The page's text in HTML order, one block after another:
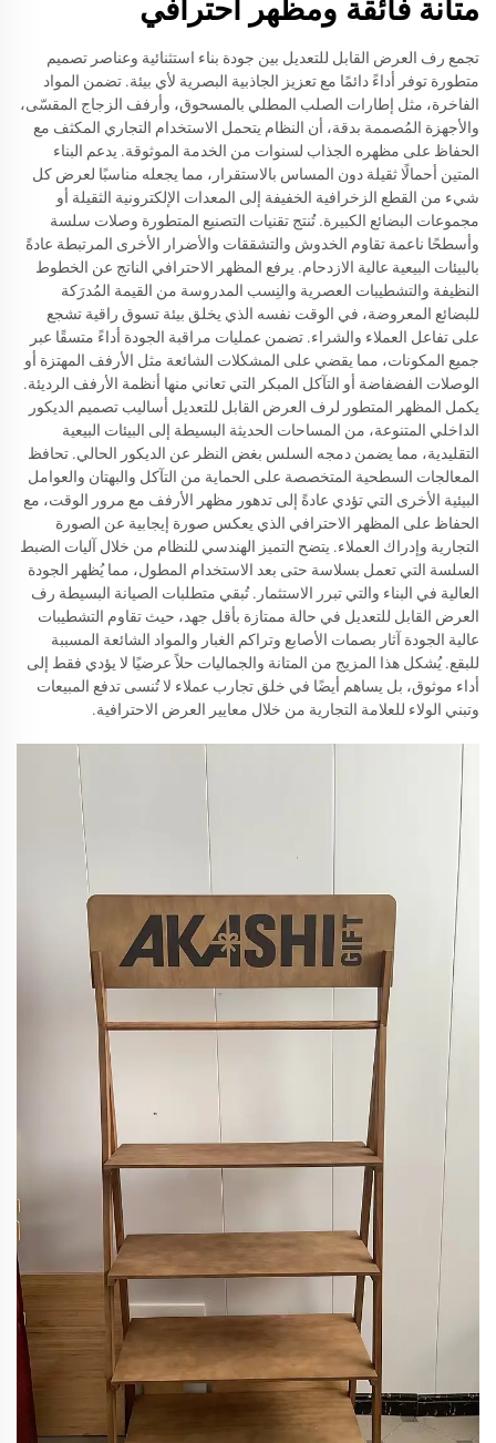
متانة فائقة ومظهر احترافي
تجمع رف العرض القابل للتعديل بين جودة بناء استثنائية وعناصر تصميم
متطورة توفر أداءً دائمًا مع تعزيز الجاذبية البصرية لأي بيئة. تضمن المواد
الفاخرة، مثل إطارات الصلب المطلي بالمسحوق، وأرفف الزجاج المقسّى،
والأجهزة المُصممة بدقة، أن النظام يتحمل الاستخدام التجاري المكثف مع
الحفاظ على مظهره الجذاب لسنوات من الخدمة الموثوقة. يدعم البناء
المتين أحمالًا ثقيلة دون المساس بالاستقرار، مما يجعله مناسبًا لعرض كل
شيء من القطع الزخرافية الخفيفة إلى المعدات الإلكترونية الثقيلة أو
مجموعات البضائع الكبيرة. تُنتج تقنيات التصنيع المتطورة وصلات سلسة
وأسطحًا ناعمة تقاوم الخدوش والتشققات والأضرار الأخرى المرتبطة عادةً
بالبيئات البيعية عالية الازدحام. يرفع المظهر الاحترافي الناتج عن الخطوط
النظيفة والتشطيبات العصرية والنِسب المدروسة من القيمة المُدرَكة
للبضائع المعروضة، في الوقت نفسه الذي يخلق بيئة تسوق راقية تشجع
على تفاعل العملاء والشراء. تضمن عمليات مراقبة الجودة أداءً متسقًا عبر
جميع المكونات، مما يقضي على المشكلات الشائعة مثل الأرفف المهتزة أو
الوصلات الفضفاضة أو التآكل المبكر التي تعاني منها أنظمة الأرفف الرديئة.
يكمل المظهر المتطور لرف العرض القابل للتعديل أساليب تصميم الديكور
الداخلي المتنوعة، من المساحات الحديثة البسيطة إلى البيئات البيعية
التقليدية، مما يضمن دمجه السلس بغض النظر عن الديكور الحالي. تحافظ
المعالجات السطحية المتخصصة على الحماية من التآكل والبهتان والعوامل
البيئية الأخرى التي تؤدي عادةً إلى تدهور مظهر الأرفف مع مرور الوقت، مع
الحفاظ على المظهر الاحترافي الذي يعكس صورة إيجابية عن الصورة
التجارية وإدراك العملاء. يتضح التميز الهندسي للنظام من خلال آليات الضبط
السلسة التي تعمل بسلاسة حتى بعد الاستخدام المطول، مما يُظهر الجودة
العالية في البناء والتي تبرر الاستثمار. تُبقي متطلبات الصيانة البسيطة رف
العرض القابل للتعديل في حالة ممتازة بأقل جهد، حيث تقاوم التشطيبات
عالية الجودة آثار بصمات الأصابع وتراكم الغبار والمواد الشائعة المسببة
للبقع. يُشكل هذا المزيج من المتانة والجماليات حلاً عرضيًا لا يؤدي فقط إلى
أداء موثوق، بل يساهم أيضًا في خلق تجارب عملاء لا تُنسى تدفع المبيعات
وتبني الولاء للعلامة التجارية من خلال معايير العرض الاحترافية.